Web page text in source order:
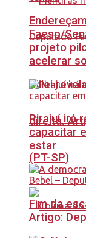
Milei
direita.
(PT-SP)
Faesp/
projeto
acelerar
Pirajuí irá
capacitar
estar
Fim da
Artigo: